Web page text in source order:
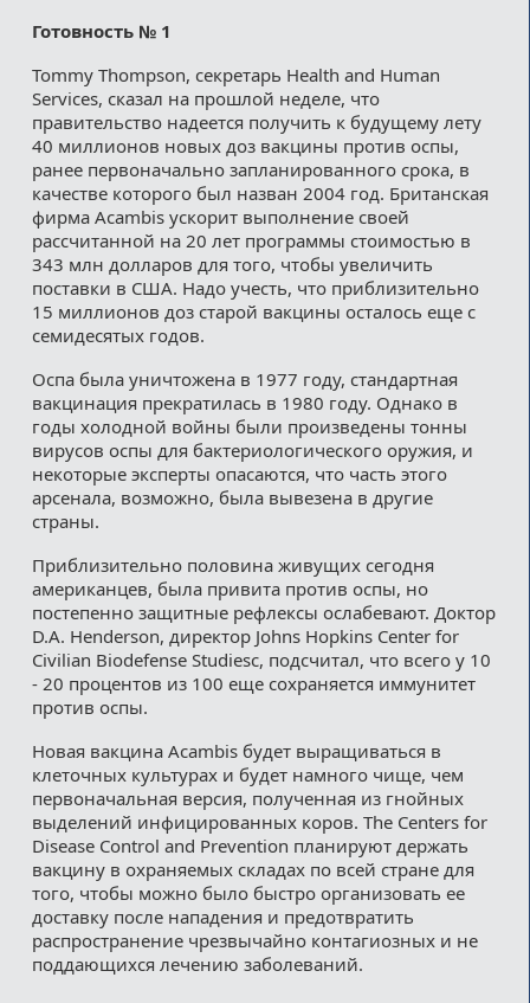
Готовность № 1
Tommy Thompson, секретарь Health and Human
Services, сказал на прошлой неделе, что
правительство надеется получить к будущему лету
40 миллионов новых доз вакцины против оспы,
ранее первоначально запланированного срока, в
качестве которого был назван 2004 год. Британская
фирма Acambis ускорит выполнение своей
рассчитанной на 20 лет программы стоимостью в
343 млн долларов для того, чтобы увеличить
поставки в США. Надо учесть, что приблизительно
15 миллионов доз старой вакцины осталось еще с
семидесятых годов.
Оспа была уничтожена в 1977 году, стандартная
вакцинация прекратилась в 1980 году. Однако в
годы холодной войны были произведены тонны
вирусов оспы для бактериологического оружия, и
некоторые эксперты опасаются, что часть этого
арсенала, возможно, была вывезена в другие
страны.
Приблизительно половина живущих сегодня
американцев, была привита против оспы, но
постепенно защитные рефлексы ослабевают. Доктор
D.A. Henderson, директор Johns Hopkins Center for
Civilian Biodefense Studiesс, подсчитал, что всего у 10
- 20 процентов из 100 еще сохраняется иммунитет
против оспы.
Новая вакцина Acambis будет выращиваться в
клеточных культурах и будет намного чище, чем
первоначальная версия, полученная из гнойных
выделений инфицированных коров. The Centers for
Disease Control and Prevention планируют держать
вакцину в охраняемых складах по всей стране для
того, чтобы можно было быстро организовать ее
доставку после нападения и предотвратить
распространение чрезвычайно контагиозных и не
поддающихся лечению заболеваний.